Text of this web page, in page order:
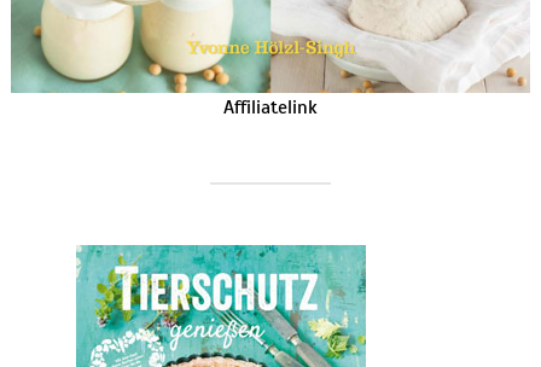
Affiliatelink